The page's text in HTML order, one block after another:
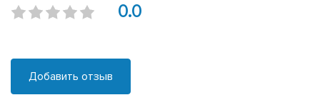
0.0
Добавить отзыв